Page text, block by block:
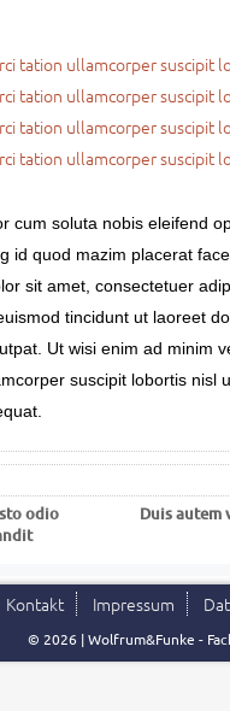
tation ullamcorper suscipit
tation ullamcorper suscipit
tation ullamcorper suscipit
tation ullamcorper suscipit
cum soluta nobis eleifend
id quod mazim placerat
sit amet, consectetuer
tincidunt ut laoreet
Ut wisi enim ad minim
suscipit lobortis nisl
odio
Duis autem
Kontakt Impressum
© 2026 | Wolfrum&Funke -